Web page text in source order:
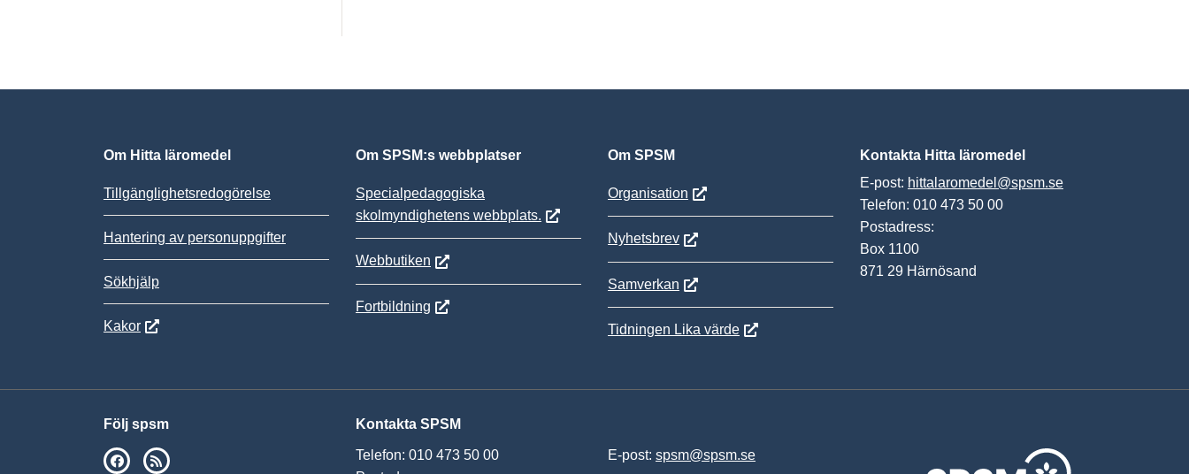
Om Hitta läromedel
Tillgänglighetsredogörelse
Hantering av personuppgifter
Sökhjälp
Kakor
Om SPSM:s webbplatser
Specialpedagogiska
skolmyndighetens webbplats.
Webbutiken
Fortbildning
Om SPSM
Organisation
Nyhetsbrev
Samverkan
Tidningen Lika värde
Kontakta Hitta läromedel
E-post: hittalaromedel@spsm.se
Telefon: 010 473 50 00
Postadress:
Box 1100
871 29 Härnösand
Följ spsm
SPSM på Facebook
Kontakta SPSM
Telefon: 010 473 50 00
E-post: spsm@spsm.se